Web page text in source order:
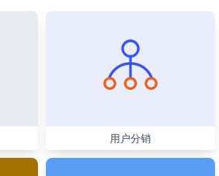
用户分销